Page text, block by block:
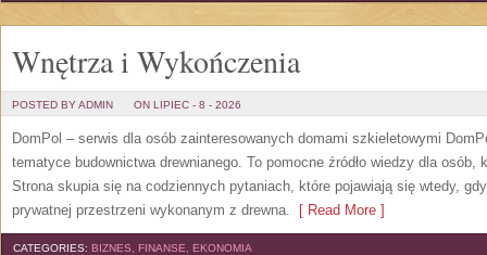
Wnętrza i Wykończenia
POSTED BY ADMIN ON LIPIEC - 8 - 2026
DomPol – serwis dla osób zainteresowanych domami szkieletowymi
tematyce budownictwa drewnianego. To pomocne źródło wiedzy dla
Strona skupia się na codziennych pytaniach, które pojawiają się wtedy,
prywatnej przestrzeni wykonanym z drewna. [ Read More ]
CATEGORIES: BIZNES, FINANSE, EKONOMIA